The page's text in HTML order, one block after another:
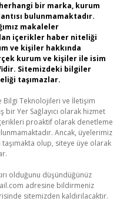
bir marka, kurum
bulunmamaktadır.
makaleler
içerikler haber niteliği
ve kişiler hakkında
kurum ve kişiler ile isim
Sitemizdeki bilgiler
taşımazlar.
Bilgi Teknolojileri ve İletişim
bir Yer Sağlayıcı olarak hizmet
proaktif olarak denetleme
Ancak, üyelerimiz
olup, siteye üye olarak
olduğunu düşündüğünüz
adresine bildirmeniz
sitemizden kaldırılacaktır.